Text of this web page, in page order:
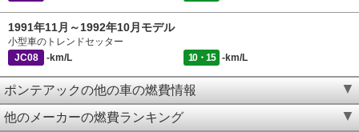
1991年11月～1992年10月モデル
小型車のトレンドセッター
JC08
-km/L 10・15 -km/L
ポンテアックの他の車の燃費情報
他のメーカーの燃費ランキング